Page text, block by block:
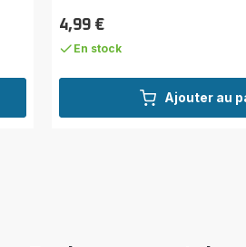
Ajouter au
Prix
4,99 €
En stock